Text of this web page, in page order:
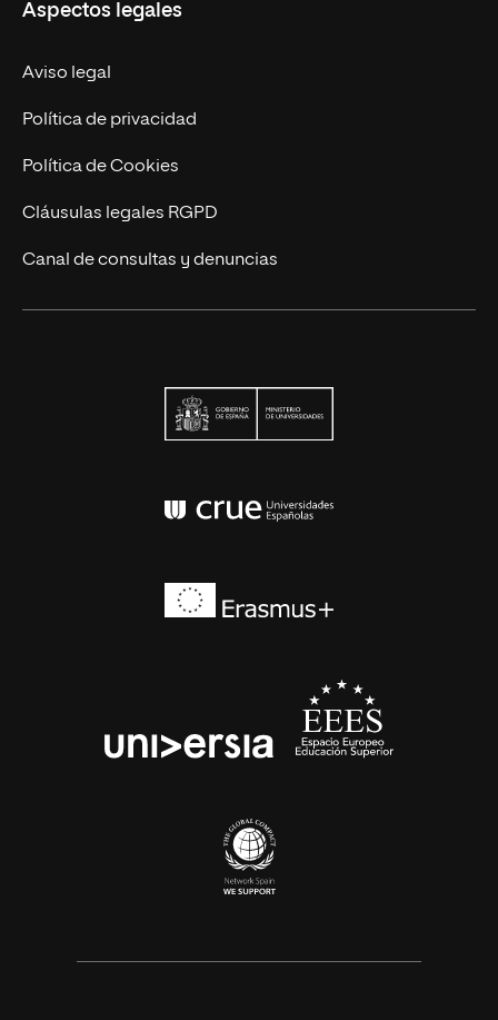
Trabaja en UNIR
Actualidad
Contacto
Aspectos legales
Aviso legal
Política de privacidad
Política de Cookies
Cláusulas legales RGPD
Canal de consultas y denuncias
Conferencia de
universia